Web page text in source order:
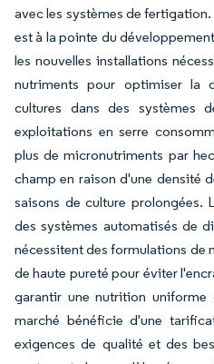
avec les systèmes de
est à la pointe du
les nouvelles installations
nutriments pour optimiser la
cultures dans des systèmes
exploitations en serre
plus de micronutriments par
champ en raison d'une densité
saisons de culture prolongées.
des systèmes automatisés de
nécessitent des formulations de
de haute pureté pour éviter
garantir une nutrition
marché bénéficie d'une
exigences de qualité et des